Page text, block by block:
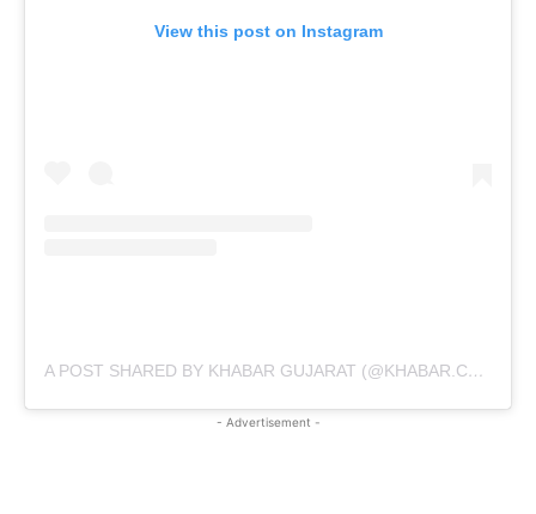
View this post on Instagram
A POST SHARED BY KHABAR GUJARAT (@KHABAR.COMMUNICATION)
- Advertisement -